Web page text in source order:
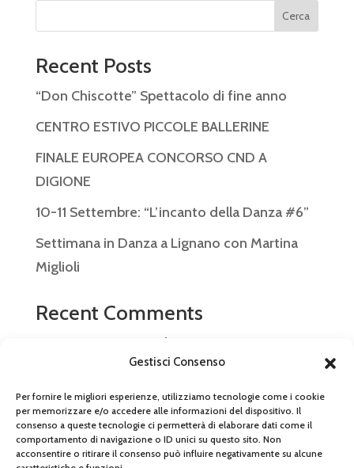
Gestisci Consenso
Per fornire le migliori esperienze, utilizziamo tecnologie come i cookie
per memorizzare e/o accedere alle informazioni del dispositivo. Il
consenso a queste tecnologie ci permetterà di elaborare dati come il
comportamento di navigazione o ID unici su questo sito. Non
acconsentire o ritirare il consenso può influire negativamente su alcune
Cerca
Recent Posts
“Don Chiscotte” Spettacolo di fine anno
CENTRO ESTIVO PICCOLE BALLERINE
FINALE EUROPEA CONCORSO CND A
DIGIONE
10-11 Settembre: “L’incanto della Danza #6”
Settimana in Danza a Lignano con Martina
Miglioli
Recent Comments
Nessun commento da mostrare.
© 2026 Arabesque Ballet Studio SSDRL P.IVA
03866540366 – Tel 059 472 0299 –